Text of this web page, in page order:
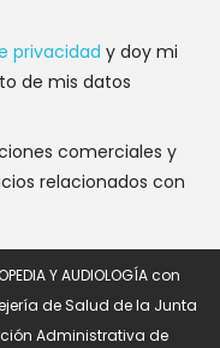
privacidad y doy mi
de mis datos
comerciales y
relacionados con
Y AUDIOLOGÍA con
de Salud de la Junta
Administrativa de